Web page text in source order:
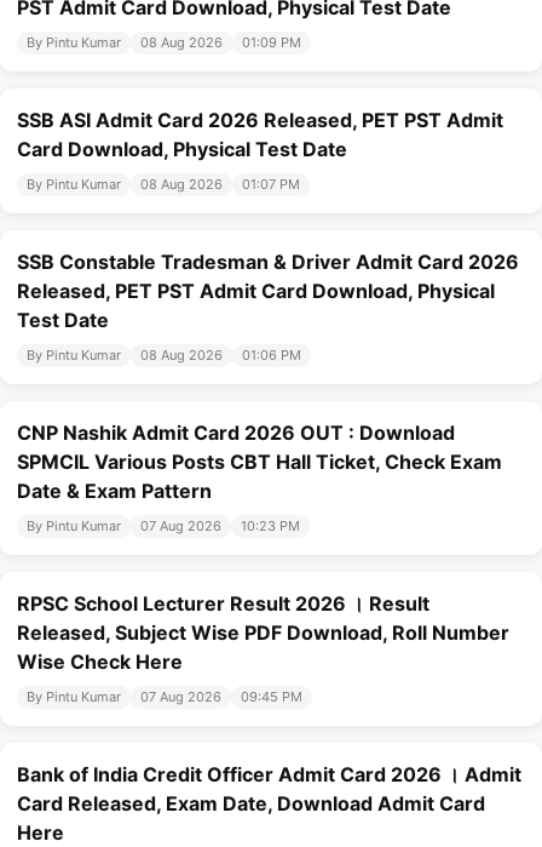
PST Admit Card Download, Physical Test Date
By Pintu Kumar 08 Aug 2026 01:09 PM
SSB ASI Admit Card 2026 Released, PET PST Admit
Card Download, Physical Test Date
By Pintu Kumar 08 Aug 2026 01:07 PM
SSB Constable Tradesman & Driver Admit Card 2026
Released, PET PST Admit Card Download, Physical
Test Date
By Pintu Kumar 08 Aug 2026 01:06 PM
CNP Nashik Admit Card 2026 OUT : Download
SPMCIL Various Posts CBT Hall Ticket, Check Exam
Date & Exam Pattern
By Pintu Kumar 07 Aug 2026 10:23 PM
RPSC School Lecturer Result 2026 । Result
Released, Subject Wise PDF Download, Roll Number
Wise Check Here
By Pintu Kumar 07 Aug 2026 09:45 PM
Bank of India Credit Officer Admit Card 2026 । Admit
Card Released, Exam Date, Download Admit Card
Here